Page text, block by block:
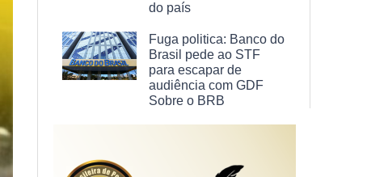
do país
Fuga politica: Banco do
Brasil pede ao STF
para escapar de
audiência com GDF
Sobre o BRB